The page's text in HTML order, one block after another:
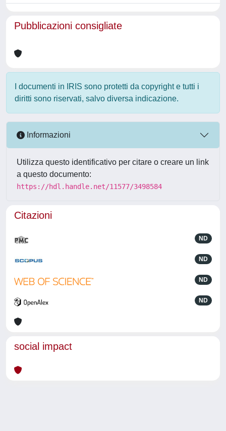
Pubblicazioni consigliate
I documenti in IRIS sono protetti da copyright e tutti i
diritti sono riservati, salvo diversa indicazione.
Informazioni
Utilizza questo identificativo per citare o creare un link
a questo documento:
https://hdl.handle.net/11577/3498584
Citazioni
ND
ND
ND
ND
social impact